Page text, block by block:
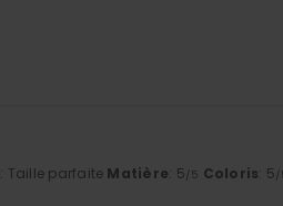
: Taille parfaite Matière: 5/5 Coloris: 5/